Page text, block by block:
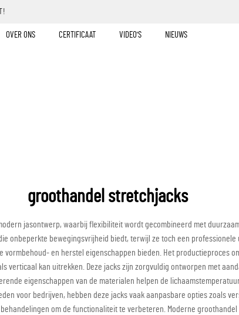
OVER ONS CERTIFICAAT VIDEO'S NIEUWS
groothandel stretchjacks
jasontwerp, waarbij flexibiliteit wordt gecombineerd met
onbeperkte bewegingsvrijheid biedt, terwijl ze toch een
en herstel eigenschappen bieden. Het productieproces
verticaal kan uitrekken. Deze jacks zijn zorgvuldig ontworpen met
eigenschappen van de materialen helpen de
voor bedrijven, hebben deze jacks vaak aanpasbare opties zoals
om de functionaliteit te verbeteren. Moderne